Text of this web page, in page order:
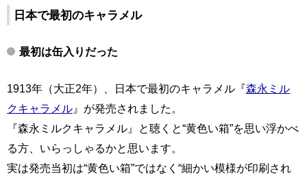
日本で最初のキャラメル
最初は缶入りだった
1913年（大正2年）、日本で最初のキャラメル『森永ミル
クキャラメル 』が発売されました。
『森永ミルクキャラメル』と聴くと“黄色い箱”を思い浮かべ
る方、いらっしゃるかと思います。
実は発売当初は“黄色い箱”ではなく“細かい模様が印刷され